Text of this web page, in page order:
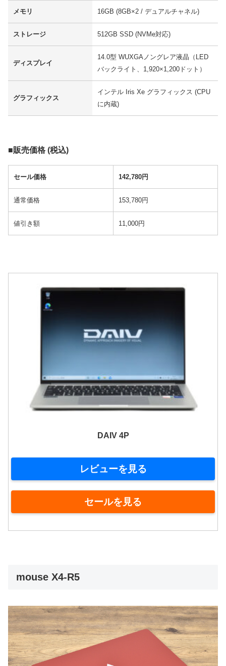
メモリ 16GB (8GB×2 / デュアルチャネル)
ストレージ 512GB SSD (NVMe対応)
ディスプレイ
14.0型 WUXGAノングレア液晶（LED
バックライト、1,920×1,200ドット）
グラフィックス
インテル Iris Xe グラフィックス (CPU
に内蔵)
■販売価格 (税込)
セール価格 142,780円
通常価格 153,780円
値引き額 11,000円
DAIV 4P
レビューを見る
セールを見る
mouse X4-R5